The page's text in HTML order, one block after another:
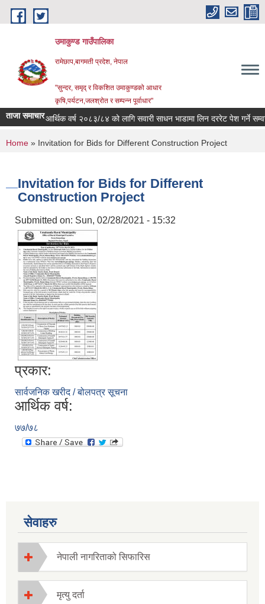
Skip to main content
उमाकुण्ड गाउँपालिका
रामेछाप,बागमती प्रदेश, नेपाल
"सुन्दर, समृद् र विकशित उमाकुण्डको आधार
कृषि,पर्यटन,जलश्रोत र सम्पन्न पूर्वाधार"
ताजा समाचारआर्थिक वर्ष २०८३/८४ को लागि सवारी साधन भाडामा लिन दररेट पेश गर्ने सम्वन्धी
You are here
Home » Invitation for Bids for Different Construction Project
Invitation for Bids for Different
Construction Project
Submitted on: Sun, 02/28/2021 - 15:32
प्रकार:
सार्वजनिक खरीद / बोलपत्र सूचना
आर्थिक वर्ष:
७७/७८
सेवाहरु
नेपाली नागरिताको सिफारिस
मृत्यु दर्ता